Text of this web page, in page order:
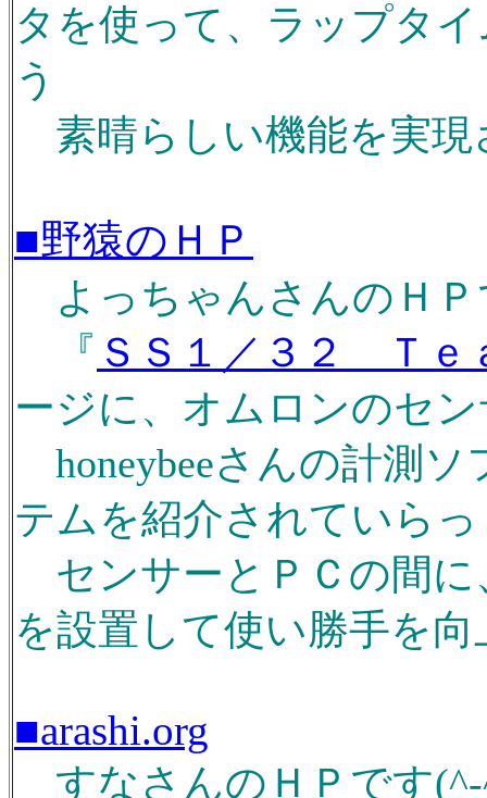
タを使って、ラップタ
う
素晴らしい機能を実
■野猿のＨＰ
よっちゃんさんのＨＰ
『 ＳＳ１／３２ Ｔｅ
ージに、オムロンのセ
honeybeeさんの計測
テムを紹介されていら
センサーとＰＣの間に
を設置して使い勝手を
■arashi.org
すなさんのＨＰです